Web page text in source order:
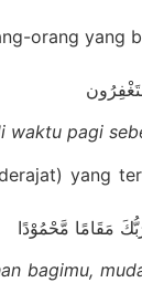
orang yang
waktu pagi
yang
مَقَامًا مَّحْمُوْدًا
bagimu,